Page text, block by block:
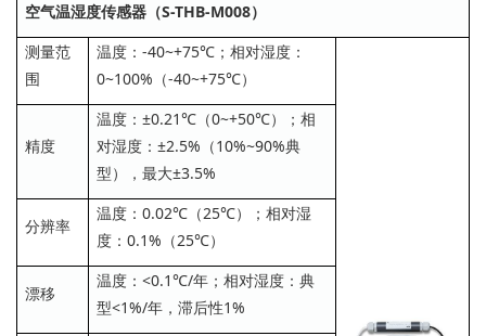
空气温湿度传感器（S-THB-M008）
测量范
围
温度：-40~+75℃；相对湿度：
0~100%（-40~+75℃）
精度
温度：±0.21℃（0~+50℃）；相
对湿度：±2.5%（10%~90%典
型），最大±3.5%
分辨率
温度：0.02℃（25℃）；相对湿
度：0.1%（25℃）
漂移
温度：<0.1℃/年；相对湿度：典
型<1%/年，滞后性1%